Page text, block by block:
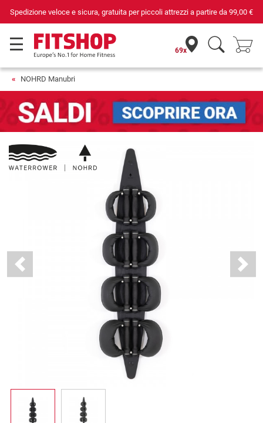
Spedizione veloce e sicura, gratuita per piccoli attrezzi a partire da 99,00 €
69x
NOHRD Manubri
Previous Next